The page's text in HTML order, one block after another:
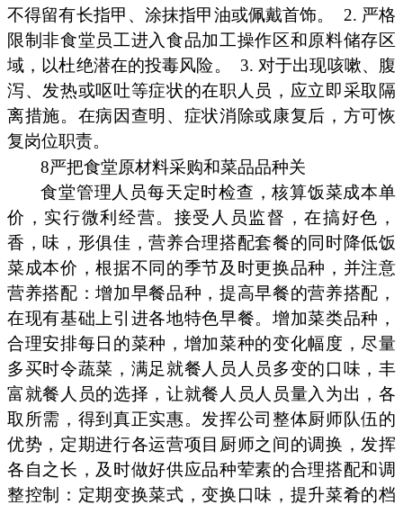
不得留有长指甲、涂抹指甲油或佩戴首饰。
2. 严格
限制非食堂员工进入食品加工操作区和原料储存区
域，以杜绝潜在的投毒风险。
3. 对于出现咳嗽、腹
泻、发热或呕吐等症状的在职人员，应立即采取隔
离措施。在病因查明、症状消除或康复后，方可恢
复岗位职责。
8严把食堂原材料采购和菜品品种关
食堂管理人员每天定时检查，核算饭菜成本单
价，实行微利经营。接受人员监督，在搞好色，
香，味，形俱佳，营养合理搭配套餐的同时降低饭
菜成本价，根据不同的季节及时更换品种，并注意
营养搭配：增加早餐品种，提高早餐的营养搭配，
在现有基础上引进各地特色早餐。增加菜类品种，
合理安排每日的菜种，增加菜种的变化幅度，尽量
多买时令蔬菜，满足就餐人员人员多变的口味，丰
富就餐人员的选择，让就餐人员人员量入为出，各
取所需，得到真正实惠。发挥公司整体厨师队伍的
优势，定期进行各运营项目厨师之间的调换，发挥
各自之长，及时做好供应品种荤素的合理搭配和调
整控制：定期变换菜式，变换口味，提升菜肴的档